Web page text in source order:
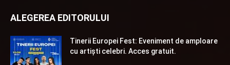
ALEGEREA EDITORULUI
Tinerii Europei Fest: Eveniment de amploare
cu artiști celebri. Acces gratuit.